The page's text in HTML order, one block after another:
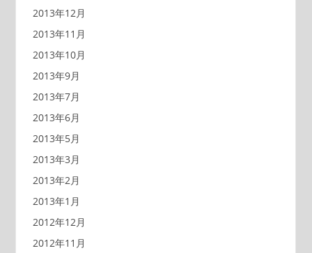
2013年12月
2013年11月
2013年10月
2013年9月
2013年7月
2013年6月
2013年5月
2013年3月
2013年2月
2013年1月
2012年12月
2012年11月